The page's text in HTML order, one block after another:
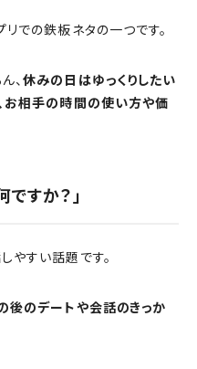
での鉄板ネタの一つです。
、休みの日はゆっくりしたい
お相手の時間の使い方や価
すか？」
やすい話題です。
後のデートや会話のきっか